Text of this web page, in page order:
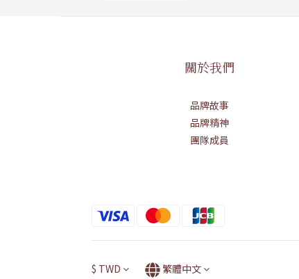
關於我們
品牌故事
品牌精神
團隊成員
$ TWD 繁體中文